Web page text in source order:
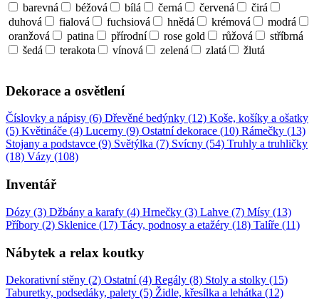
barevná béžová bílá černá červená
čirá
duhová
fialová fuchsiová hnědá krémová
modrá
oranžová
patina přírodní rose gold růžová
stříbrná
šedá
terakota vínová zelená zlatá žlutá
Dekorace a osvětlení
Číslovky a nápisy (6) Dřevěné bedýnky (12) Koše, košíky a ošatky
(5) Květináče (4) Lucerny (9) Ostatní dekorace (10) Rámečky (13)
Stojany a podstavce (9) Světýlka (7) Svícny (54) Truhly a truhličky
(18) Vázy (108)
Inventář
Dózy (3) Džbány a karafy (4) Hrnečky (3) Lahve (7) Mísy (13)
Příbory (2) Sklenice (17) Tácy, podnosy a etažéry (18) Talíře (11)
Nábytek a relax koutky
Dekorativní stěny (2) Ostatní (4) Regály (8) Stoly a stolky (15)
Taburetky, podsedáky, palety (5) Židle, křesílka a lehátka (12)